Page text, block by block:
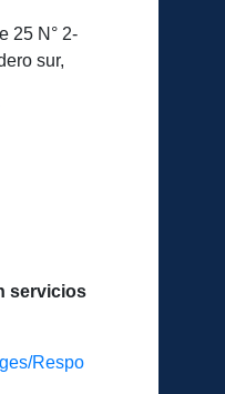
25 N° 2-
sur,
servicios
Respo